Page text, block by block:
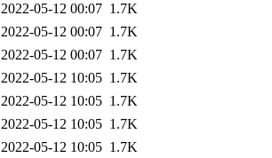
2022-05-12 00:07 1.7K
2022-05-12 00:07 1.7K
2022-05-12 00:07 1.7K
2022-05-12 10:05 1.7K
2022-05-12 10:05 1.7K
2022-05-12 10:05 1.7K
2022-05-12 10:05 1.7K